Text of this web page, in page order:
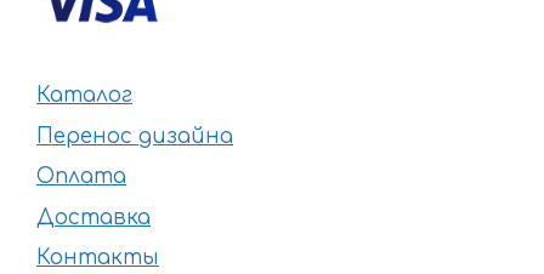
Каталог
Перенос дизайна
Оплата
Доставка
Контакты